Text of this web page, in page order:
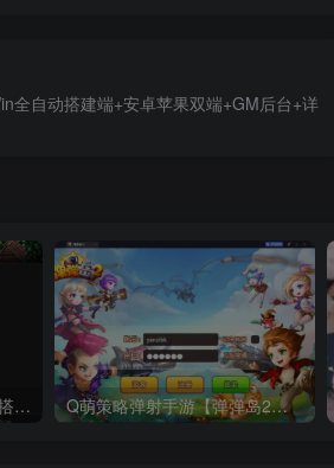
全自动搭建端+安卓苹果双端+GM后台+详
像素世界H5【飞仙勿扰】云搭建控制台+Linux一键全自动搭建脚本+全功能后台 Q萌策略弹射手游【弹弹岛2】最新整理Linux一键全自动搭建脚本+安卓+GM后台